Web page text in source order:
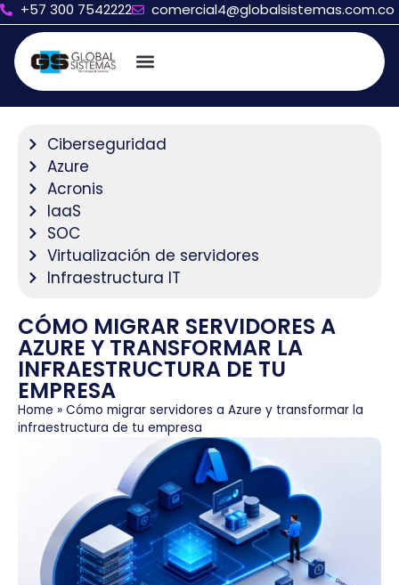
+57 300 7542222 comercial4@globalsistemas.com.co
Ciberseguridad
Azure
Acronis
IaaS
SOC
Virtualización de servidores
Infraestructura IT
CÓMO MIGRAR SERVIDORES A
AZURE Y TRANSFORMAR LA
INFRAESTRUCTURA DE TU
EMPRESA
Home » Cómo migrar servidores a Azure y transformar la
infraestructura de tu empresa